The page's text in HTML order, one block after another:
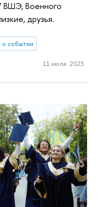
ВШЭ, Военного
друзья.
событии
11 июля 2023